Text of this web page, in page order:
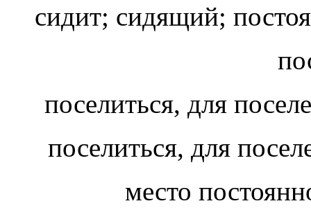
сидит; сидящий;
поселиться, для
поселиться, для
место